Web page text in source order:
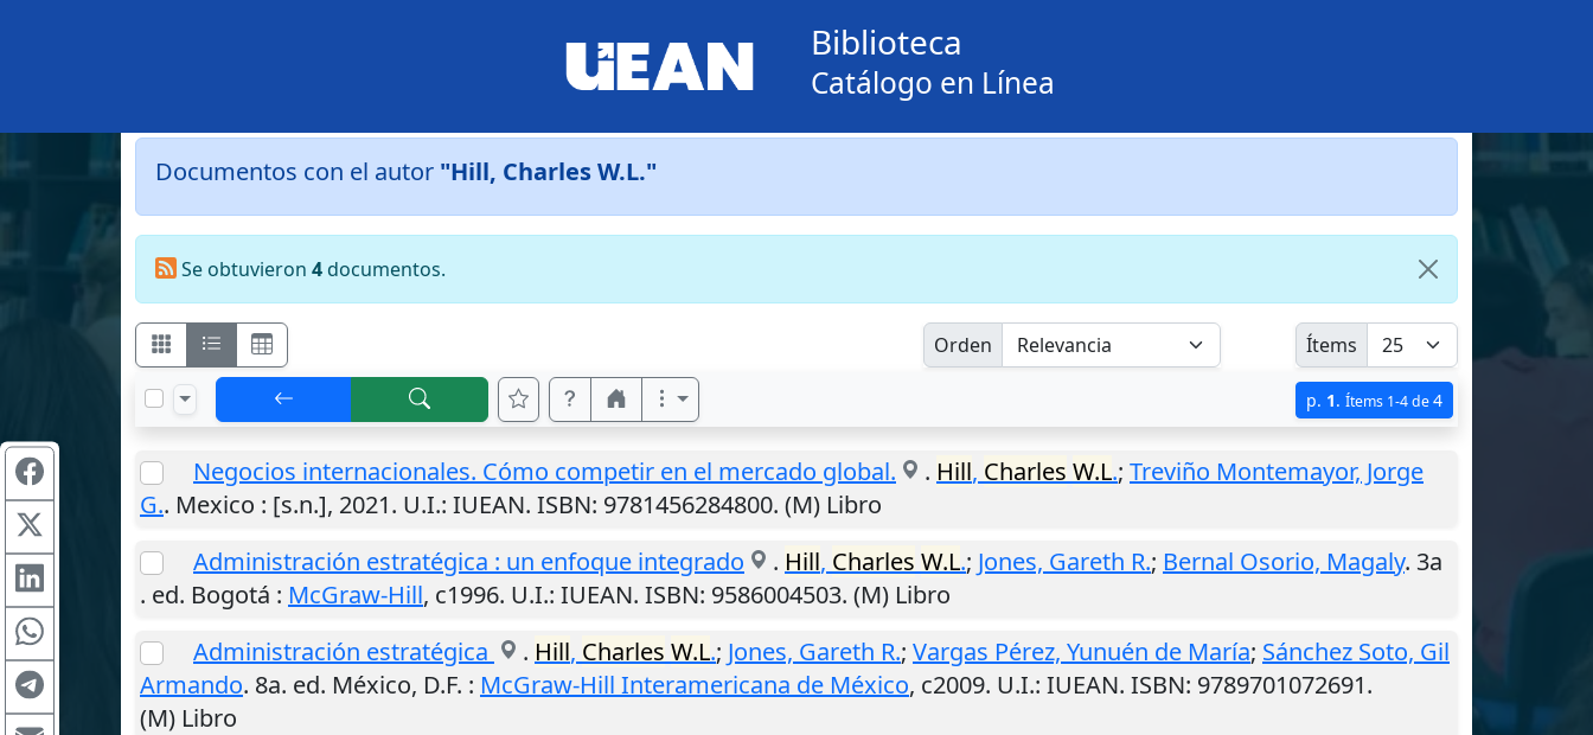
Biblioteca
Catálogo en Línea
Documentos con el autor "Hill, Charles W.L."
Se obtuvieron 4documentos.
Orden Ítems
p. 1. Ítems 1-4 de4
Negocios internacionales. Cómo competir en el mercado global. . Hill, Charles W.L.; Treviño Montemayor, Jorge
G.. Mexico : [s.n.], 2021. U.I.: IUEAN. ISBN: 9781456284800. (M) Libro
Administración estratégica : un enfoque integrado
. Hill, Charles W.L.; Jones, Gareth R.; Bernal Osorio, Magaly. 3a
. ed. Bogotá : McGraw-Hill, c1996. U.I.: IUEAN. ISBN: 9586004503. (M) Libro
Administración estratégica
. Hill, Charles W.L.; Jones, Gareth R.; Vargas Pérez, Yunuén de María; Sánchez Soto, Gil
Armando. 8a. ed. México, D.F. : McGraw-Hill Interamericana de México, c2009. U.I.: IUEAN. ISBN: 9789701072691.
(M) Libro